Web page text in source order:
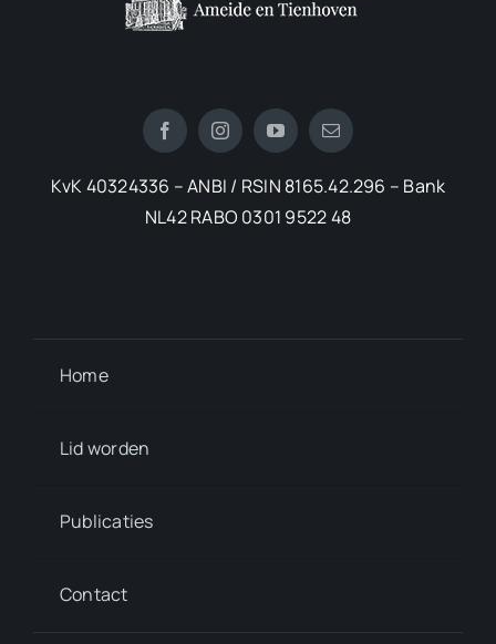
KvK 40324336 – ANBI / RSIN 8165.42.296 – Bank
NL42 RABO 0301 9522 48
Home
Lid worden
Publicaties
Contact